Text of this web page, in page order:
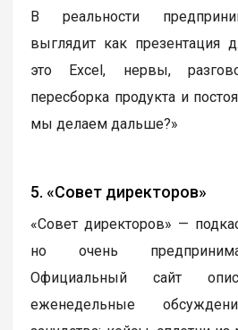
В реальности
выглядит как презентация
это Excel, нервы,
пересборка продукта и
мы делаем дальше?»
5. «Совет директоров»
«Совет директоров» —
но очень
Официальный сайт
еженедельные